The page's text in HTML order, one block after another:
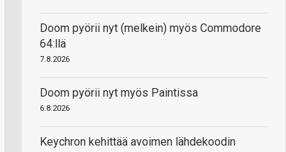
Doom pyörii nyt (melkein) myös Commodore
64:llä
7.8.2026
Doom pyörii nyt myös Paintissa
6.8.2026
Keychron kehittää avoimen lähdekoodin